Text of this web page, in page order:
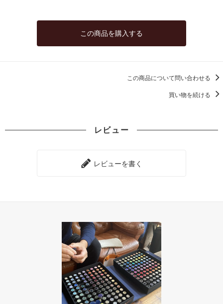
この商品を購入する
この商品について問い合わせる
買い物を続ける
レビュー
レビューを書く